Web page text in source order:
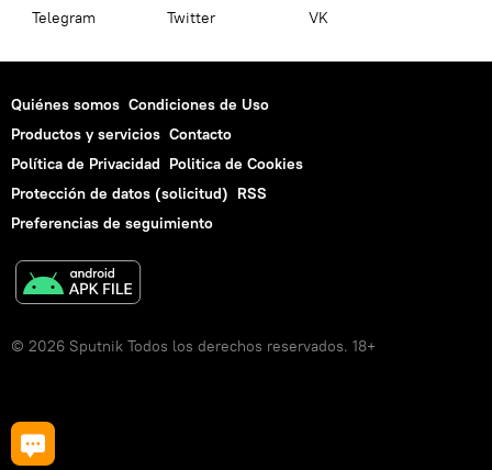
Telegram Twitter VK
Quiénes somos Condiciones de Uso
Productos y servicios Contacto
Política de Privacidad Politica de Cookies
Protección de datos (solicitud) RSS
Preferencias de seguimiento
© 2026 Sputnik Todos los derechos reservados. 18+